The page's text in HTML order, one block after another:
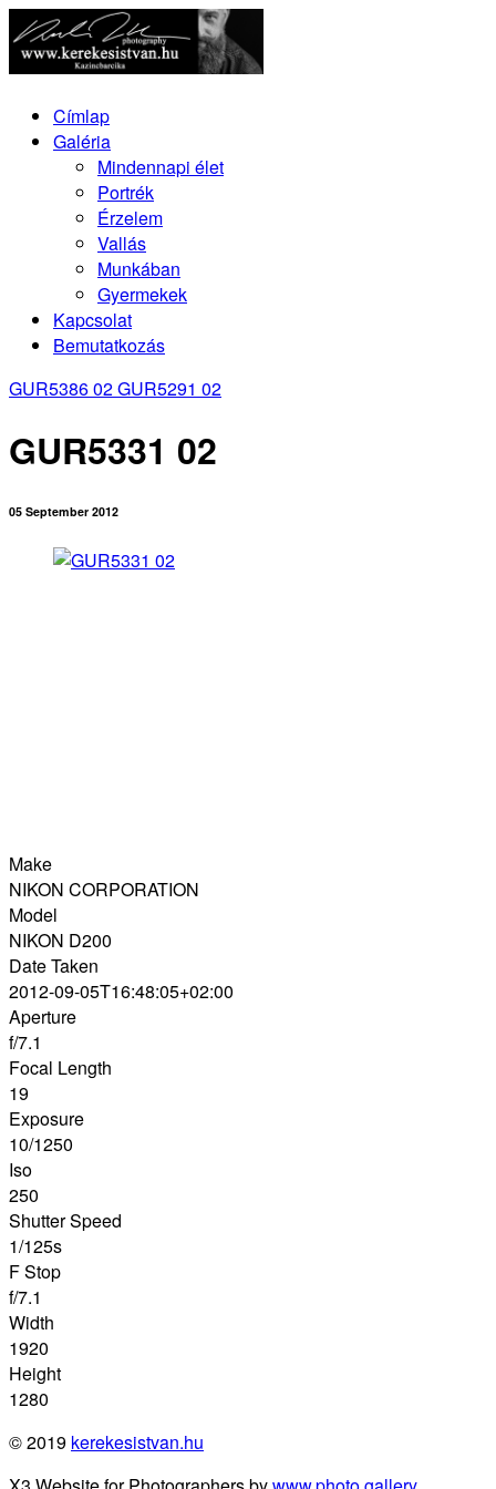
Címlap
Galéria
Mindennapi élet
Portrék
Érzelem
Vallás
Munkában
Gyermekek
Kapcsolat
Bemutatkozás
GUR5386 02GUR5291 02
GUR5331 02
05 September 2012
Make
NIKON CORPORATION
Model
NIKON D200
Date Taken
2012-09-05T16:48:05+02:00
Aperture
f/7.1
Focal Length
19
Exposure
10/1250
Iso
250
Shutter Speed
1/125s
F Stop
f/7.1
Width
1920
Height
1280
© 2019 kerekesistvan.hu